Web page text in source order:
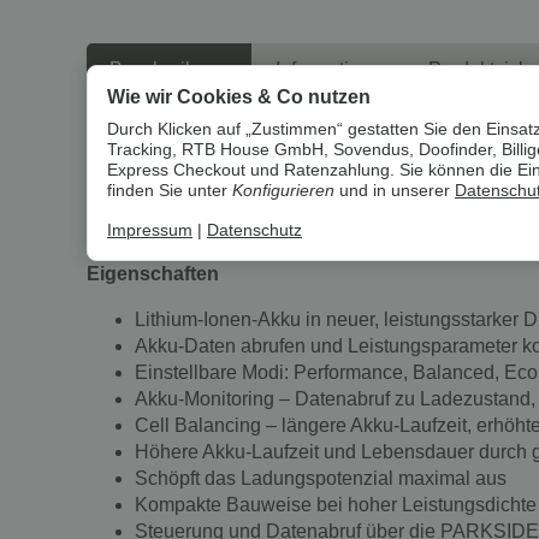
Beschreibung Informationen zur
Um dieUmwelt zu schonen, vermeiden wir aufwendige
PARKSIDE PERFORMANCE® 20 V
Eigenschaften
Lithium-Ionen-Akku in neuer, leistungsstarker
Akku-Daten abrufen und Leistungsparameter
Einstellbare Modi: Performance, Balanced,
Akku-Monitoring – Datenabruf zu
Cell Balancing – längere Akku-Laufzeit,
Höhere Akku-Laufzeit und Lebensdauer
Schöpft das Ladungspotenzial maximal aus
Kompakte Bauweise bei hoher
Steuerung und Datenabruf über die
Wie wir Cookies & Co nutzen
Durch Klicken auf „Zustimmen“ gestatten Sie den
Tracking, RTB House GmbH, Sovendus, Doofinder,
Express Checkout und Ratenzahlung. Sie können die
finden Sie unter Konfigurieren und in unserer
Impressum Datenschutz